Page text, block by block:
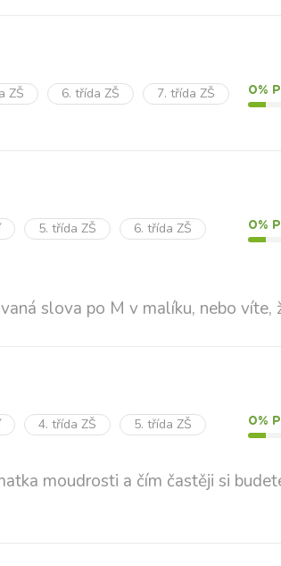
ZŠ 6. třída ZŠ 7. třída ZŠ 0%
5. třída ZŠ
6. třída ZŠ
0%
slova po M v malíku, nebo víte,
4. třída ZŠ 5. třída ZŠ 0%
moudrosti a čím častěji si